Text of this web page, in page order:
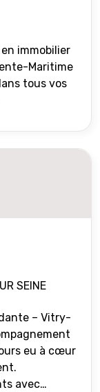
immobilier
Maritime
tous vos
SEINE
– Vitry-
eu à cœur
avec